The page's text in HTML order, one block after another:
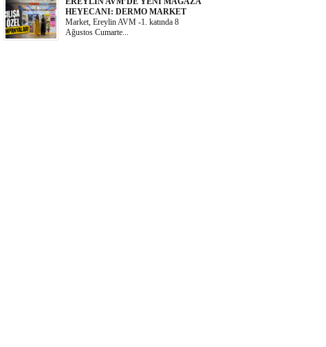
HEYECANI: DERMO MARKET
Market, Ereylin AVM -1. katında 8
Ağustos Cumarte...